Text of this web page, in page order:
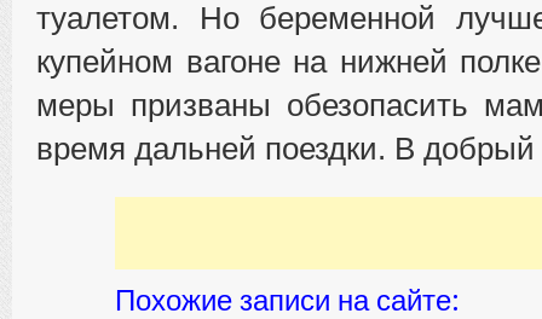
туалетом. Но беременной
купейном вагоне на нижней
меры призваны обезопасить
время дальней поездки. В добрый
Похожие записи на сайте: